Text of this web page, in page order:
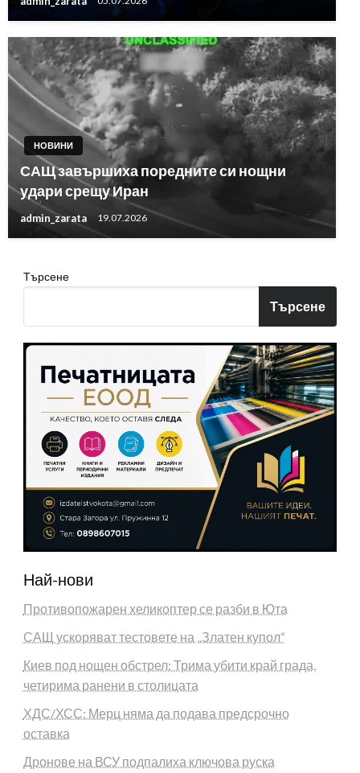
НОВИНИ
САЩ завършиха поредните си нощни
удари срещу Иран
admin_zarata 19.07.2026
Търсене
Търсене
Най-нови
Противопожарен хеликоптер се разби в Юта
САЩ ускоряват тестовете на „Златен купол“
Киев под нощен обстрел: Трима убити край града,
четирима ранени в столицата
ХДС/ХСС: Мерц няма да подава предсрочно
оставка
Дронове на ВСУ подпалиха ключова руска